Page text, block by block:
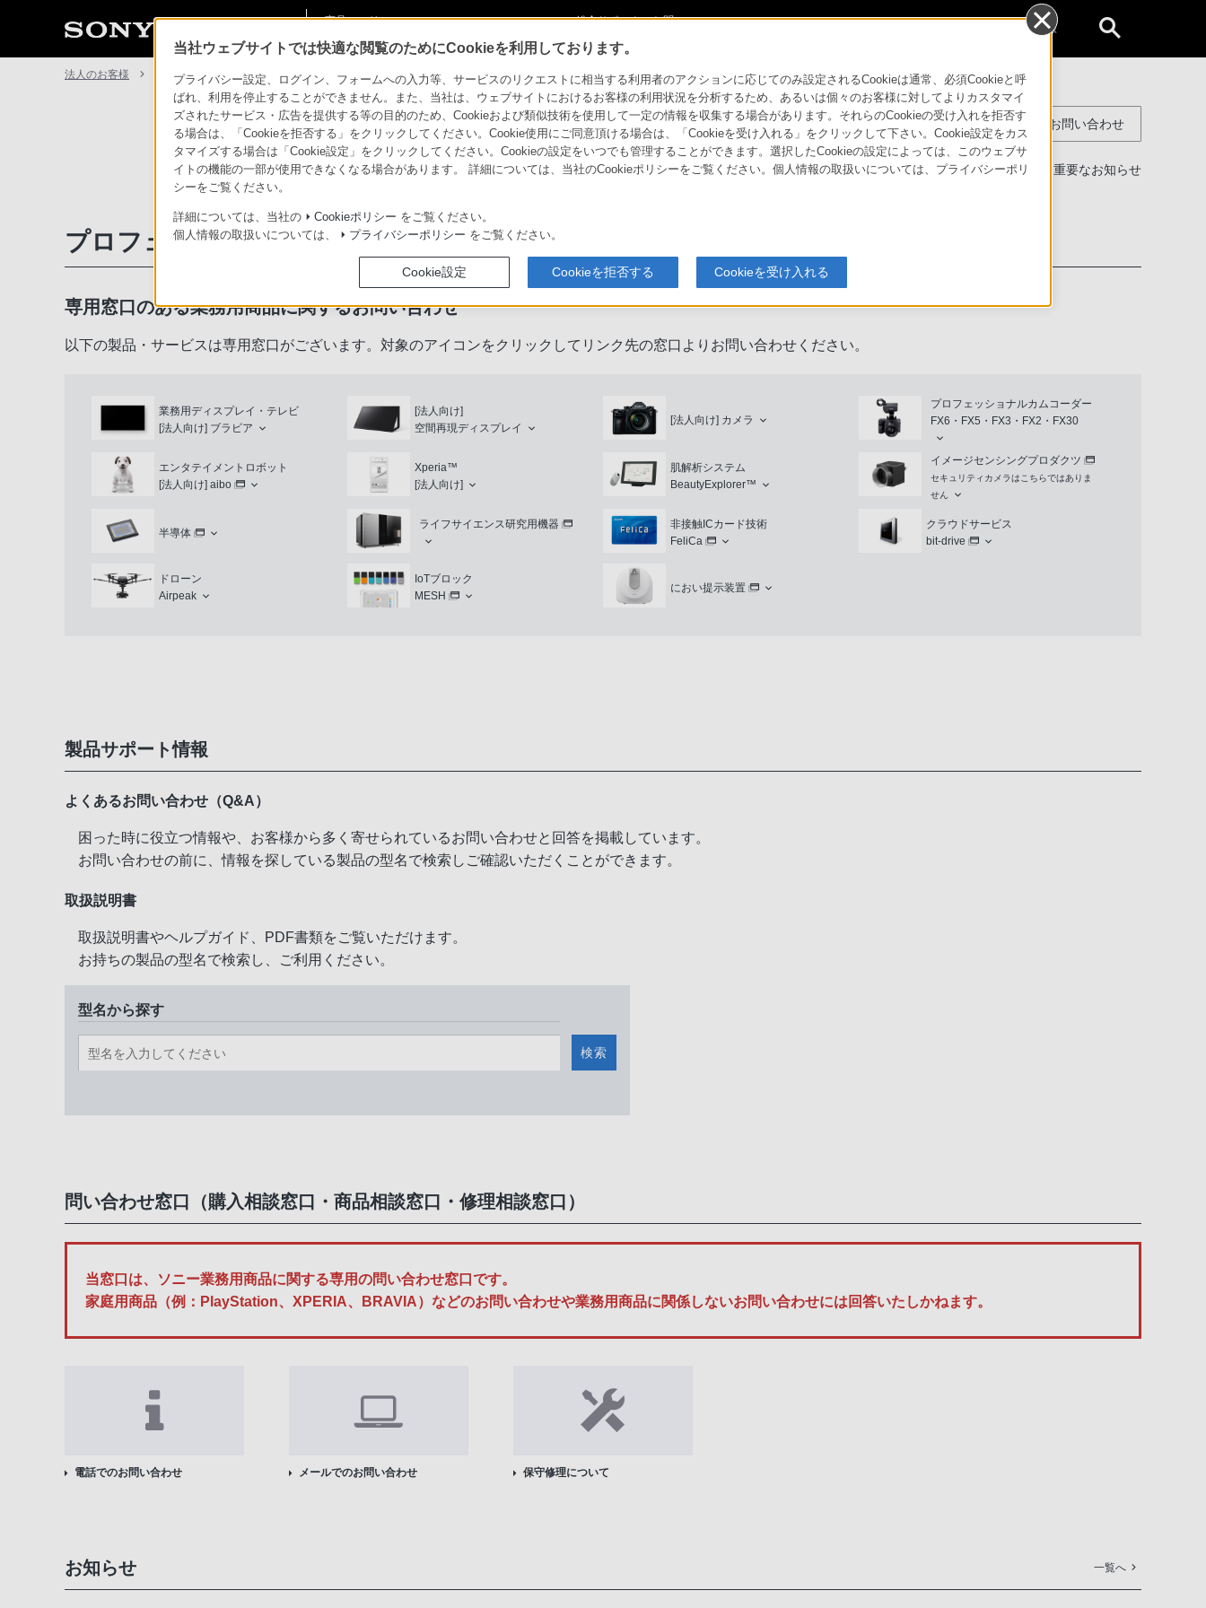
商品・ソリューショ
ン情報
総合サポート・お問
個人のお客様
法人のお客様 サポート・お問い合わせ
コンスーマー製品に関するお問い合わせ
製品に関する重要なお知らせ
プロフェッショナル／業務用製品に関するサポート・お問い合わせ
専用窓口のある業務用商品に関するお問い合わせ
以下の製品・サービスは専用窓口がございます。対象のアイコンをクリックしてリンク先の窓口よりお問い合わせください。
業務用ディスプレイ・テレビ
[法人向け] ブラビア
[法人向け]
空間再現ディスプレイ
[法人向け] カメラ
プロフェッショナルカムコーダー
FX6・FX5・FX3・FX2・FX30
エンタテイメントロボット
[法人向け] aibo
Xperia™
[法人向け]
肌解析システム
BeautyExplorer™
イメージセンシングプロダクツ
セキュリティカメラはこちらではありま
せん
半導体
ライフサイエンス研究用機器
非接触ICカード技術
FeliCa
クラウドサービス
bit-drive
ドローン
Airpeak
IoTブロック
MESH
におい提示装置
製品サポート情報
よくあるお問い合わせ（Q&A）
困った時に役立つ情報や、お客様から多く寄せられているお問い合わせと回答を掲載しています。
お問い合わせの前に、情報を探している製品の型名で検索しご確認いただくことができます。
取扱説明書
取扱説明書やヘルプガイド、PDF書類をご覧いただけます。
お持ちの製品の型名で検索し、ご利用ください。
型名から探す
検索
問い合わせ窓口（購入相談窓口・商品相談窓口・修理相談窓口）
当窓口は、ソニー業務用商品に関する専用の問い合わせ窓口です。
家庭用商品（例：PlayStation、XPERIA、BRAVIA）などのお問い合わせや業務用商品に関係しないお問い合わせには回答いたしかねます。
電話でのお問い合わせ メールでのお問い合わせ 保守修理について
お知らせ 一覧へ
当社ウェブサイトでは快適な閲覧のためにCookieを利用しております。
プライバシー設定、ログイン、フォームへの入力等、サービスのリクエストに相当する利用者のアクションに応じてのみ設定されるCookieは通常、必須Cookieと呼
ばれ、利用を停止することができません。また、当社は、ウェブサイトにおけるお客様の利用状況を分析するため、あるいは個々のお客様に対してよりカスタマイ
ズされたサービス・広告を提供する等の目的のため、Cookieおよび類似技術を使用して一定の情報を収集する場合があります。それらのCookieの受け入れを拒否す
る場合は、「Cookieを拒否する」をクリックしてください。Cookie使用にご同意頂ける場合は、「Cookieを受け入れる」をクリックして下さい。Cookie設定をカス
タマイズする場合は「Cookie設定」をクリックしてください。Cookieの設定をいつでも管理することができます。選択したCookieの設定によっては、このウェブサ
イトの機能の一部が使用できなくなる場合があります。 詳細については、当社のCookieポリシーをご覧ください。個人情報の取扱いについては、プライバシーポリ
シーをご覧ください。
詳細については、当社の Cookieポリシー をご覧ください。
個人情報の取扱いについては、
プライバシーポリシー をご覧ください。
Cookie設定 Cookieを拒否する Cookieを受け入れる